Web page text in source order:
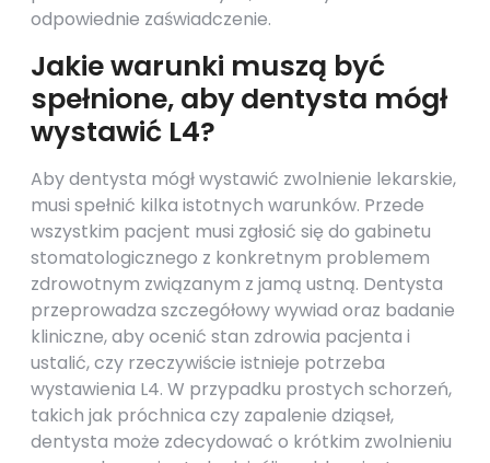
odpowiednie zaświadczenie.
Jakie warunki muszą być
spełnione, aby dentysta mógł
wystawić L4?
Aby dentysta mógł wystawić zwolnienie lekarskie,
musi spełnić kilka istotnych warunków. Przede
wszystkim pacjent musi zgłosić się do gabinetu
stomatologicznego z konkretnym problemem
zdrowotnym związanym z jamą ustną. Dentysta
przeprowadza szczegółowy wywiad oraz badanie
kliniczne, aby ocenić stan zdrowia pacjenta i
ustalić, czy rzeczywiście istnieje potrzeba
wystawienia L4. W przypadku prostych schorzeń,
takich jak próchnica czy zapalenie dziąseł,
dentysta może zdecydować o krótkim zwolnieniu